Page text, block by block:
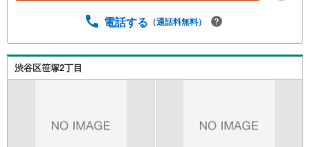
た資金計画のご提案・効果的な生命保険の見直し ◎住宅ロ
するのが効果的？・どこの銀行で借りるとお得なの？・適
切な借入額は？■キッズスペースもございます☆DVD、おも
ちゃ、絵本、ぬりえなど充実させております。資料請求は
電話する （通話料無料）
渋谷区笹塚2丁目